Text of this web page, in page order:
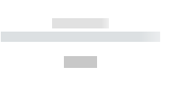
------------
----------- ----------- ----------